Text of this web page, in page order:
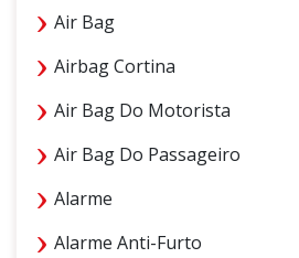
Air Bag
Airbag Cortina
Air Bag Do Motorista
Air Bag Do Passageiro
Alarme
Alarme Anti-Furto